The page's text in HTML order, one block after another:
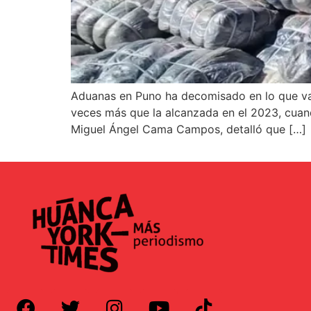
Aduanas en Puno ha decomisado en lo que
veces más que la alcanzada en el 2023,
Miguel Ángel Cama Campos, detalló que […]